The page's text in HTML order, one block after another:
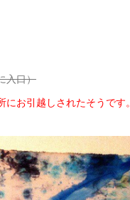
入口）
お引越しされたそうです。